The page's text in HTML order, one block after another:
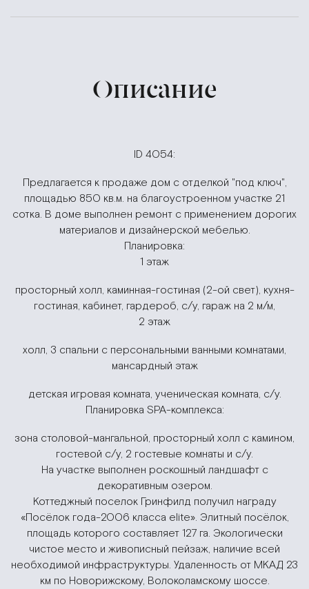
Описание
ID 4054:
Предлагается к продаже дом с отделкой "под ключ",
площадью 850 кв.м. на благоустроенном участке 21
сотка. В доме выполнен ремонт с применением дорогих
материалов и дизайнерской мебелью.
Планировка:
1 этаж
просторный холл, каминная-гостиная (2-ой свет), кухня-
гостиная, кабинет, гардероб, с/у, гараж на 2 м/м,
2 этаж
холл, 3 спальни с персональными ванными комнатами,
мансардный этаж
детская игровая комната, ученическая комната, с/у.
Планировка SPA-комплекса:
зона столовой-мангальной, просторный холл с камином,
гостевой с/у, 2 гостевые комнаты и с/у.
На участке выполнен роскошный ландшафт с
декоративным озером.
Коттеджный поселок Гринфилд получил награду
«Посёлок года-2006 класса elite». Элитный посёлок,
площадь которого составляет 127 га. Экологически
чистое место и живописный пейзаж, наличие всей
необходимой инфраструктуры. Удаленность от МКАД 23
км по Новорижскому, Волоколамскому шоссе.